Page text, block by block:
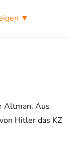
▼
Altman. Aus
Hitler das KZ